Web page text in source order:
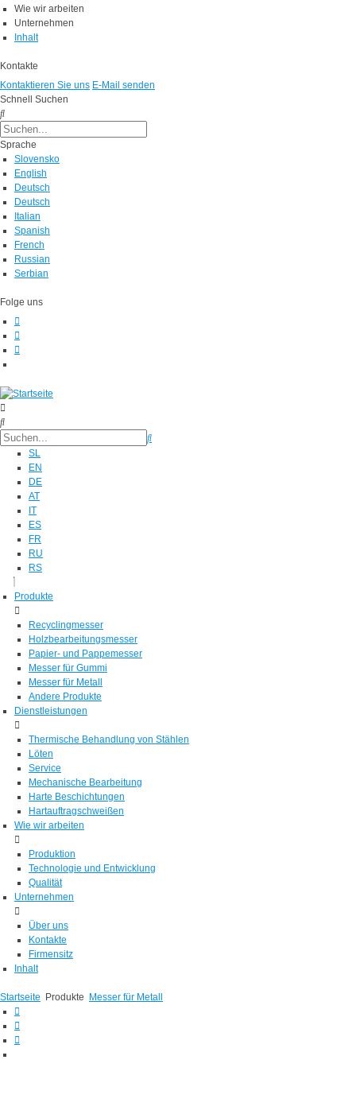
Wie wir arbeiten
Unternehmen
Inhalt
Kontakte
Kontaktieren Sie uns E-Mail senden
Schnell Suchen
Sprache
Slovensko
English
Deutsch
Deutsch
Italian
Spanish
French
Russian
Serbian
Folge uns
SL
EN
DE
AT
IT
ES
FR
RU
RS
Produkte
Recyclingmesser
Holzbearbeitungsmesser
Papier- und Pappemesser
Messer für Gummi
Messer für Metall
Andere Produkte
Dienstleistungen
Thermische Behandlung von Stählen
Löten
Service
Mechanische Bearbeitung
Harte Beschichtungen
Hartauftragschweißen
Wie wir arbeiten
Produktion
Technologie und Entwicklung
Qualität
Unternehmen
Über uns
Kontakte
Firmensitz
Inhalt
Startseite Produkte Messer für Metall